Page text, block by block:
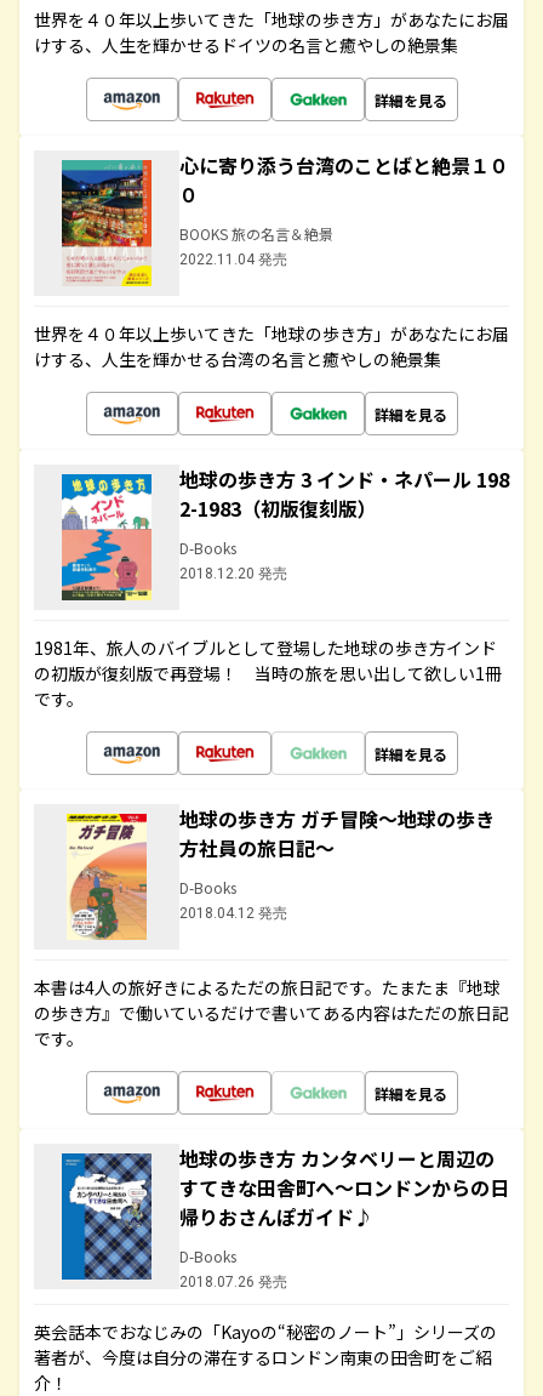
世界を４０年以上歩いてきた「地球の歩き方」があなたにお届
けする、人生を輝かせるドイツの名言と癒やしの絶景集
詳細を見る
心に寄り添う台湾のことばと絶景１０
０
BOOKS 旅の名言＆絶景
2022.11.04 発売
世界を４０年以上歩いてきた「地球の歩き方」があなたにお届
けする、人生を輝かせる台湾の名言と癒やしの絶景集
詳細を見る
地球の歩き方 3 インド・ネパール 198
2-1983（初版復刻版）
D-Books
2018.12.20 発売
1981年、旅人のバイブルとして登場した地球の歩き方インド
の初版が復刻版で再登場！ 当時の旅を思い出して欲しい1冊
です。
詳細を見る
地球の歩き方 ガチ冒険～地球の歩き
方社員の旅日記～
D-Books
2018.04.12 発売
本書は4人の旅好きによるただの旅日記です。たまたま『地球
の歩き方』で働いているだけで書いてある内容はただの旅日記
です。
詳細を見る
地球の歩き方 カンタベリーと周辺の
すてきな田舎町へ～ロンドンからの日
帰りおさんぽガイド♪
D-Books
2018.07.26 発売
英会話本でおなじみの「Kayoの“秘密のノート”」シリーズの
著者が、今度は自分の滞在するロンドン南東の田舎町をご紹
介！